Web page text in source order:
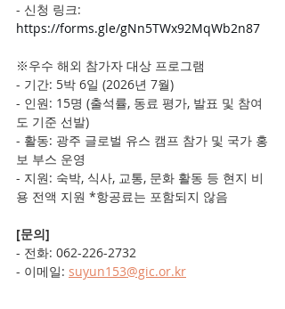
- 신청 링크:
https://forms.gle/gNn5TWx92MqWb2n87
※우수 해외 참가자 대상 프로그램
- 기간: 5박 6일 (2026년 7월)
- 인원: 15명 (출석률, 동료 평가, 발표 및 참여
도 기준 선발)
- 활동: 광주 글로벌 유스 캠프 참가 및 국가 홍
보 부스 운영
- 지원: 숙박, 식사, 교통, 문화 활동 등 현지 비
용 전액 지원 *항공료는 포함되지 않음
[문의]
- 전화: 062-226-2732
- 이메일: suyun153@gic.or.kr